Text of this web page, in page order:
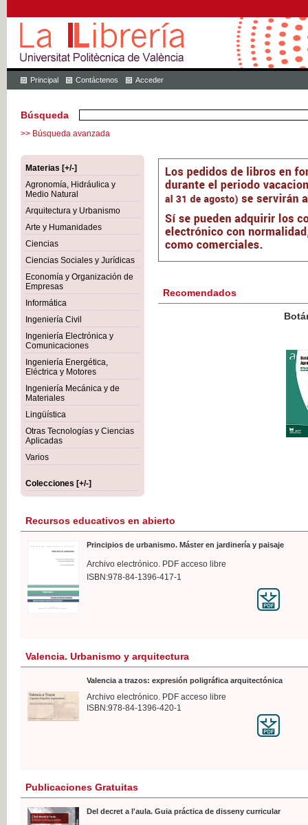
Principal Contáctenos Acceder
Búsqueda
>> Búsqueda avanzada
Materias [+/-]
Agronomía, Hidráulica y
Medio Natural
Arquitectura y Urbanismo
Arte y Humanidades
Ciencias
Ciencias Sociales y Jurídicas
Economía y Organización de
Empresas
Informática
Ingeniería Civil
Ingeniería Electrónica y
Comunicaciones
Ingeniería Energética,
Eléctrica y Motores
Ingeniería Mecánica y de
Materiales
Lingüística
Otras Tecnologías y Ciencias
Aplicadas
Varios
Colecciones [+/-]
Recomendados
IVA
Recursos educativos en abierto
Principios de urbanismo. Máster en jardinería y paisaje
Archivo electrónico. PDF acceso libre
ISBN:978-84-1396-417-1
Valencia. Urbanismo y arquitectura
Valencia a trazos: expresión poligráfica arquitectónica
Archivo electrónico. PDF acceso libre
ISBN:978-84-1396-420-1
Publicaciones Gratuitas
Del decret a l'aula. Guia práctica de disseny curricular